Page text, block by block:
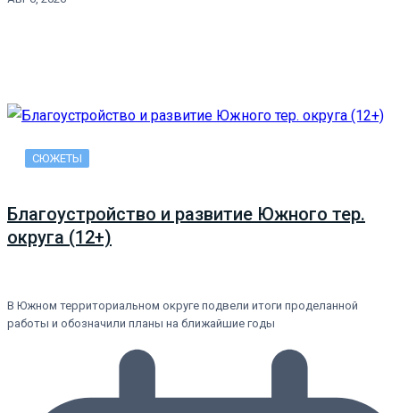
СЮЖЕТЫ
Благоустройство и развитие Южного тер.
округа (12+)
В Южном территориальном округе подвели итоги проделанной
работы и обозначили планы на ближайшие годы